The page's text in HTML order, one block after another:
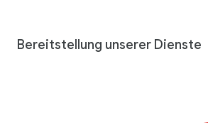
Bereitstellung unserer Dienste